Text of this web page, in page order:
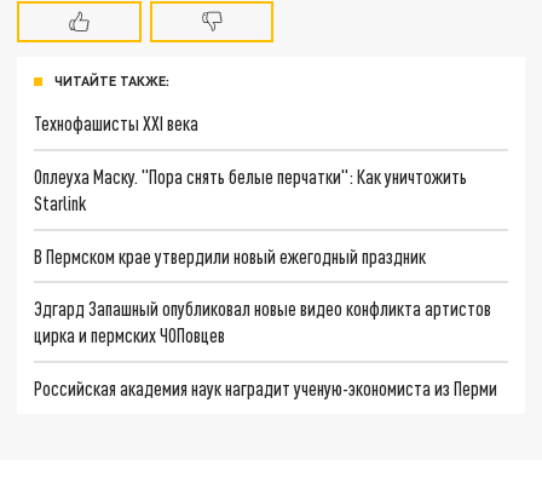
ЧИТАЙТЕ ТАКЖЕ:
Технофашисты XXI века
Оплеуха Маску. "Пора снять белые перчатки": Как уничтожить
Starlink
В Пермском крае утвердили новый ежегодный праздник
Эдгард Запашный опубликовал новые видео конфликта артистов
цирка и пермских ЧОПовцев
Российская академия наук наградит ученую-экономиста из Перми